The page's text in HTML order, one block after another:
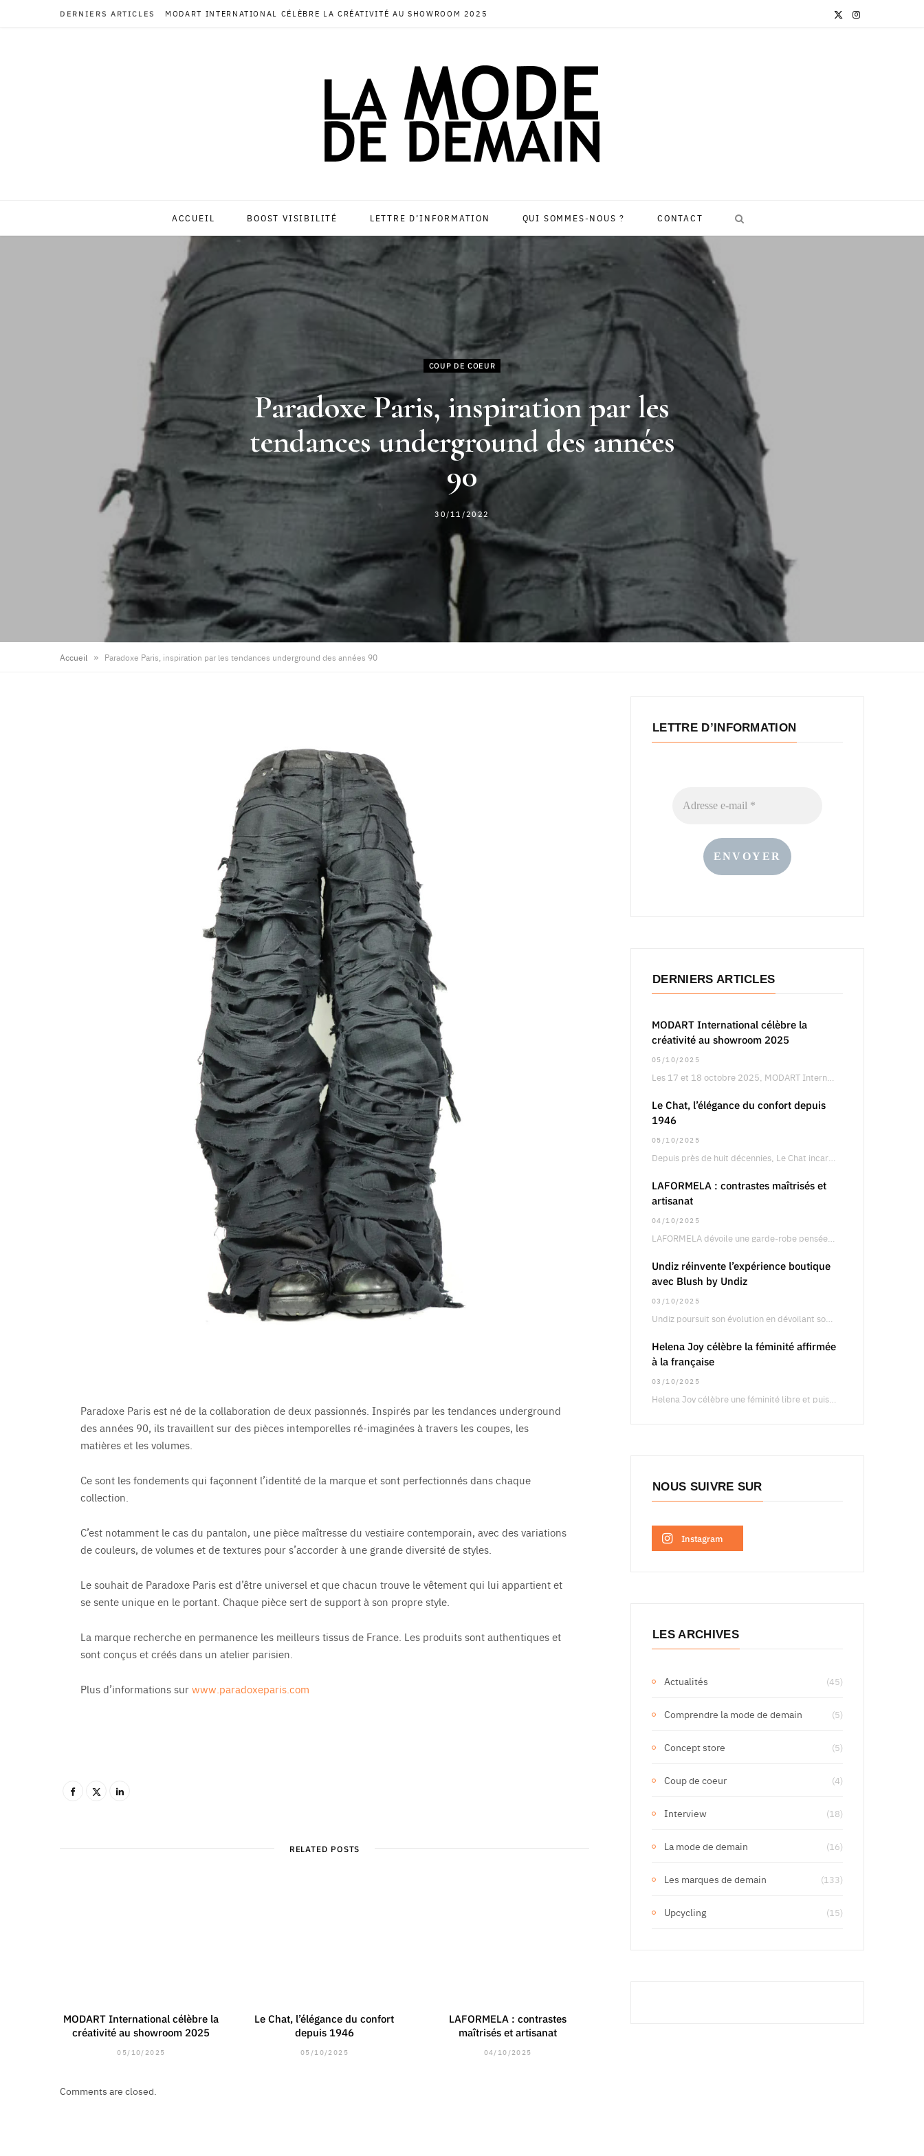
DERNIERS ARTICLES MODART INTERNATIONAL CÉLÈBRE LA CRÉATIVITÉ AU SHOWROOM 2025
r
I
m
ACCUEIL BOOST VISIBILITÉ LETTRE D’INFORMATION QUI SOMMES-NOUS ? CONTACT
COUP DE COEUR
Paradoxe Paris, inspiration par les
tendances underground des années
90
30/11/2022
Accueil » Paradoxe Paris, inspiration par les tendances underground des années 90
Paradoxe Paris est né de la collaboration de deux passionnés. Inspirés par les tendances underground
des années 90, ils travaillent sur des pièces intemporelles ré-imaginées à travers les coupes, les
matières et les volumes.
Ce sont les fondements qui façonnent l’identité de la marque et sont perfectionnés dans chaque
collection.
C’est notamment le cas du pantalon, une pièce maîtresse du vestiaire contemporain, avec des variations
de couleurs, de volumes et de textures pour s’accorder à une grande diversité de styles.
Le souhait de Paradoxe Paris est d’être universel et que chacun trouve le vêtement qui lui appartient et
se sente unique en le portant. Chaque pièce sert de support à son propre style.
La marque recherche en permanence les meilleurs tissus de France. Les produits sont authentiques et
sont conçus et créés dans un atelier parisien.
Plus d’informations surwww.paradoxeparis.com
RELATED POSTS
MODART International célèbre la
créativité au showroom 2025
05/10/2025
Le Chat, l’élégance du confort
depuis 1946
05/10/2025
LAFORMELA : contrastes
maîtrisés et artisanat
04/10/2025
Comments are closed.
LETTRE D’INFORMATION
DERNIERS ARTICLES
MODART International célèbre la
créativité au showroom 2025
05/10/2025
Le Chat, l’élégance du confort depuis
1946
05/10/2025
LAFORMELA : contrastes maîtrisés et
artisanat
04/10/2025
Undiz réinvente l’expérience boutique
avec Blush by Undiz
03/10/2025
Helena Joy célèbre la féminité affirmée
à la française
03/10/2025
NOUS SUIVRE SUR
Instagram
LES ARCHIVES
Actualités (45)
Comprendre la mode de demain (5)
Concept store (5)
Coup de coeur (4)
Interview (18)
La mode de demain (16)
Les marques de demain (133)
Upcycling (15)